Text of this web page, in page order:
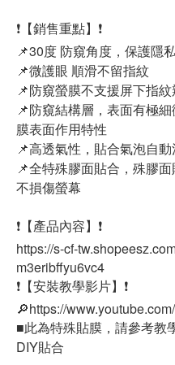
❗【銷售重點】❗
📌30度 防窺角度，保護隱
📌微護眼 順滑不留指紋
📌防窺螢膜不支援屏下指
📌防窺結構層，表面有極
膜表面作用特性
📌高透氣性，貼合氣泡自
📌全特殊膠面貼合，殊膠
不損傷螢幕
❗【產品內容】❗
https://s-cf-
m3eribffyu6vc4
❗【安裝教學影片】❗
🔎https://
■此為特殊貼膜，請參考教
DIY貼合